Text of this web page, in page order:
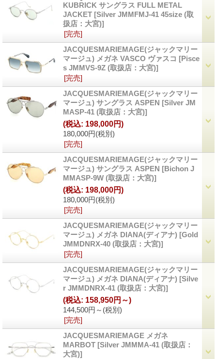
KUBRICK サングラス FULL METAL
JACKET [Silver JMMFMJ-41 45size (取
扱店：大宮)]
[完売]
JACQUESMARIEMAGE(ジャックマリー
マージュ) メガネ VASCO ヴァスコ [Pisce
s JMMVS-9Z (取扱店：大宮)]
[完売]
JACQUESMARIEMAGE(ジャックマリー
マージュ) サングラス ASPEN [Silver JM
MASP-41 (取扱店：大宮)]
180,000円(税別)
(税込: 198,000円)
[完売]
JACQUESMARIEMAGE(ジャックマリー
マージュ) サングラス ASPEN [Bichon J
MMASP-9W (取扱店：大宮)]
180,000円(税別)
(税込: 198,000円)
[完売]
JACQUESMARIEMAGE(ジャックマリー
マージュ) メガネ DIANA(ディアナ) [Gold
JMMDNRX-40 (取扱店：大宮)]
[完売]
JACQUESMARIEMAGE(ジャックマリー
マージュ) メガネ DIANA(ディアナ) [Silve
r JMMDNRX-41 (取扱店：大宮)]
144,500円～ (税別)
(税込: 158,950円～)
[完売]
JACQUESMARIEMAGE メガネ
MARBOT [Silver JMMMA-41 (取扱店：
大宮)]